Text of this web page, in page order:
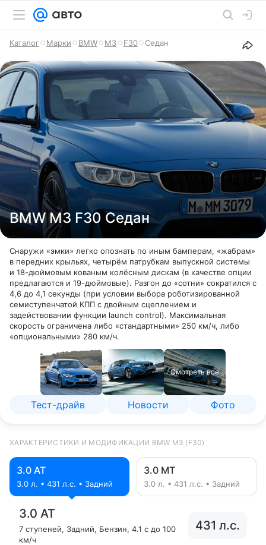
Каталог Марки BMW M3 F30 Седан
BMW M3 F30 Седан
Снаружи «эмки» легко опознать по иным бамперам, «жабрам»
в передних крыльях, четырём патрубкам выпускной системы
и 18-дюймовым кованым колёсным дискам (в качестве опции
предлагаются и 19-дюймовые). Разгон до «сотни» сократился с
4,6 до 4,1 секунды (при условии выбора роботизированной
семиступенчатой КПП с двойным сцеплением и
задействовании функции launch control). Максимальная
скорость ограничена либо «стандартными» 250 км/ч, либо
«опциональными» 280 км/ч.
Смотреть все
Тест-драйв Новости Фото
ХАРАКТЕРИСТИКИ И МОДИФИКАЦИИ BMW M3 (F30)
3.0 AT
3.0 л. • 431 л.с. • Задний
3.0 MT
3.0 л. • 431 л.с. • Задний
3.0 AT
7 ступеней, Задний, Бензин, 4.1 с до 100
км/ч
431 л.с.